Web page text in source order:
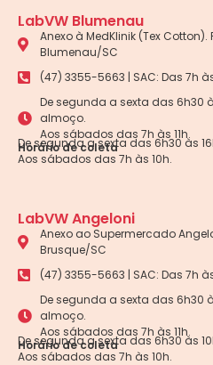
LabVW Blumenau
Anexo à MedKlinik (Tex Cotton).
Blumenau/SC
(47) 3355-5663 | SAC: Das 7h
De segunda a sexta das 6h30
almoço.
Aos sábados das 7h às 11h.
Horário de coleta
De segunda a sexta das 6h30 às
Aos sábados das 7h às 10h.
LabVW Angeloni
Anexo ao Supermercado
Brusque/SC
(47) 3355-5663 | SAC: Das 7h
De segunda a sexta das 6h30
almoço.
Aos sábados das 7h às 11h.
Horário de coleta
De segunda a sexta das 6h30 às
Aos sábados das 7h às 10h.